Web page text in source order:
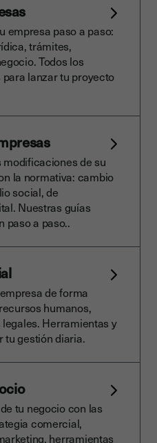
empresa paso a paso:
trámites,
Todos los
lanzar tu proyecto
de su
la normativa: cambio
social, de
Nuestras guías
paso a paso..
de forma
humanos,
Herramientas y
tu gestión diaria.
tu negocio con las
comercial,
herramientas